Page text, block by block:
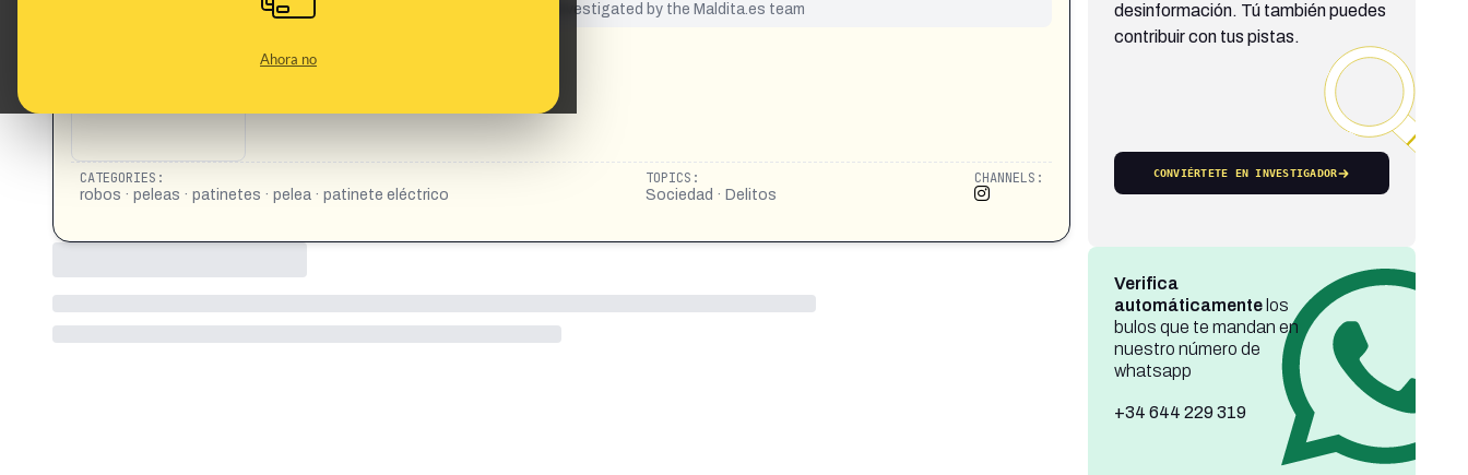
Ahora no
This content has not yet been investigated by the Maldita.es team
https://www.instagram.com/reel/DYzXpfRsDij/
CATEGORIES:
robos · peleas · patinetes · pelea · patinete eléctrico
TOPICS:
Sociedad · Delitos
CHANNELS:
desinformación. Tú también puedes
contribuir con tus pistas.
CONVIÉRTETE EN INVESTIGADOR
Verifica
automáticamentelos
bulos que te mandan en
nuestro número de
whatsapp
+34 644 229 319